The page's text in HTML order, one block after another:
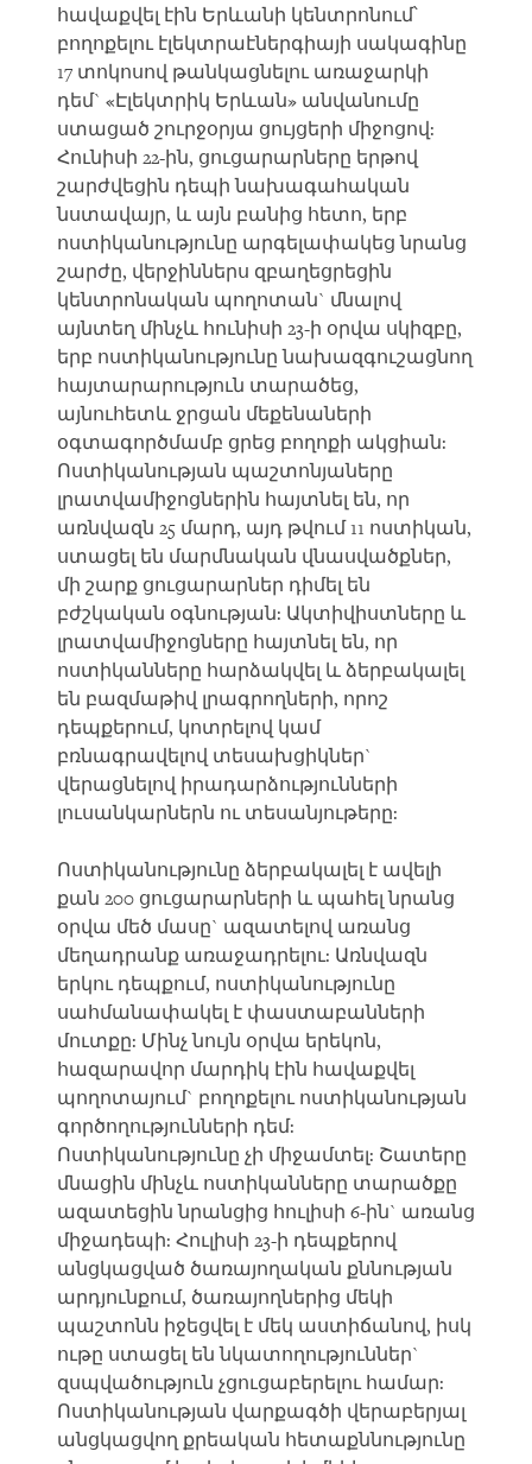
հավաքվել էին Երևանի կենտրոնում՝
բողոքելու էլեկտրաէներգիայի սակագինը
17 տոկոսով թանկացնելու առաջարկի
դեմ` «Էլեկտրիկ Երևան» անվանումը
ստացած շուրջօրյա ցույցերի միջոցով:
Հունիսի 22-ին, ցուցարարները երթով
շարժվեցին դեպի նախագահական
նստավայր, և այն բանից հետո, երբ
ոստիկանությունը արգելափակեց նրանց
շարժը, վերջիններս զբաղեցրեցին
կենտրոնական պողոտան` մնալով
այնտեղ մինչև հունիսի 23-ի օրվա սկիզբը,
երբ ոստիկանությունը նախազգուշացնող
հայտարարություն տարածեց,
այնուհետև ջրցան մեքենաների
օգտագործմամբ ցրեց բողոքի ակցիան:
Ոստիկանության պաշտոնյաները
լրատվամիջոցներին հայտնել են, որ
առնվազն 25 մարդ, այդ թվում 11 ոստիկան,
ստացել են մարմնական վնասվածքներ,
մի շարք ցուցարարներ դիմել են
բժշկական օգնության: Ակտիվիստները և
լրատվամիջոցները հայտնել են, որ
ոստիկանները հարձակվել և ձերբակալել
են բազմաթիվ լրագրողների, որոշ
դեպքերում, կոտրելով կամ
բռնագրավելով տեսախցիկներ`
վերացնելով իրադարձությունների
լուսանկարներն ու տեսանյութերը:
Ոստիկանությունը ձերբակալել է ավելի
քան 200 ցուցարարների և պահել նրանց
օրվա մեծ մասը` ազատելով առանց
մեղադրանք առաջադրելու: Առնվազն
երկու դեպքում, ոստիկանությունը
սահմանափակել է փաստաբանների
մուտքը: Մինչ նույն օրվա երեկոն,
հազարավոր մարդիկ էին հավաքվել
պողոտայում` բողոքելու ոստիկանության
գործողությունների դեմ:
Ոստիկանությունը չի միջամտել: Շատերը
մնացին մինչև ոստիկանները տարածքը
ազատեցին նրանցից հուլիսի 6-ին` առանց
միջադեպի: Հուլիսի 23-ի դեպքերով
անցկացված ծառայողական քննության
արդյունքում, ծառայողներից մեկի
պաշտոնն իջեցվել է մեկ աստիճանով, իսկ
ութը ստացել են նկատողություններ`
զսպվածություն չցուցաբերելու համար:
Ոստիկանության վարքագծի վերաբերյալ
անցկացվող քրեական հետաքննությունը